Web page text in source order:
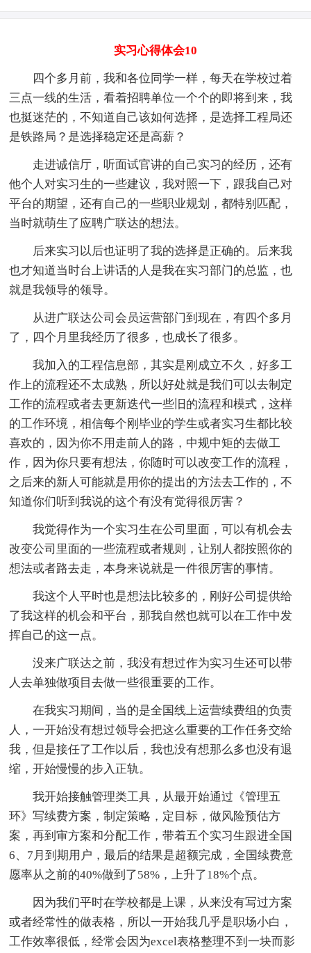
实习心得体会10
四个多月前，我和各位同学一样，每天在学校过着
三点一线的生活，看着招聘单位一个个的即将到来，我
也挺迷茫的，不知道自己该如何选择，是选择工程局还
是铁路局？是选择稳定还是高薪？
走进诚信厅，听面试官讲的自己实习的经历，还有
他个人对实习生的一些建议，我对照一下，跟我自己对
平台的期望，还有自己的一些职业规划，都特别匹配，
当时就萌生了应聘广联达的想法。
后来实习以后也证明了我的选择是正确的。后来我
也才知道当时台上讲话的人是我在实习部门的总监，也
就是我领导的领导。
从进广联达公司会员运营部门到现在，有四个多月
了，四个月里我经历了很多，也成长了很多。
我加入的工程信息部，其实是刚成立不久，好多工
作上的流程还不太成熟，所以好处就是我们可以去制定
工作的流程或者去更新迭代一些旧的流程和模式，这样
的工作环境，相信每个刚毕业的学生或者实习生都比较
喜欢的，因为你不用走前人的路，中规中矩的去做工
作，因为你只要有想法，你随时可以改变工作的流程，
之后来的新人可能就是用你的提出的方法去工作的，不
知道你们听到我说的这个有没有觉得很厉害？
我觉得作为一个实习生在公司里面，可以有机会去
改变公司里面的一些流程或者规则，让别人都按照你的
想法或者路去走，本身来说就是一件很厉害的事情。
我这个人平时也是想法比较多的，刚好公司提供给
了我这样的机会和平台，那我自然也就可以在工作中发
挥自己的这一点。
没来广联达之前，我没有想过作为实习生还可以带
人去单独做项目去做一些很重要的工作。
在我实习期间，当的是全国线上运营续费组的负责
人，一开始没有想过领导会把这么重要的工作任务交给
我，但是接任了工作以后，我也没有想那么多也没有退
缩，开始慢慢的步入正轨。
我开始接触管理类工具，从最开始通过《管理五
环》写续费方案，制定策略，定目标，做风险预估方
案，再到审方案和分配工作，带着五个实习生跟进全国
6、7月到期用户，最后的结果是超额完成，全国续费意
愿率从之前的40%做到了58%，上升了18%个点。
因为我们平时在学校都是上课，从来没有写过方案
或者经常性的做表格，所以一开始我几乎是职场小白，
工作效率很低，经常会因为excel表格整理不到一块而影